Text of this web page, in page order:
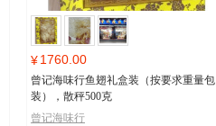
¥1760.00
曾记海味行鱼翅礼盒装（按要求重量包
装），散秤500克
曾记海味行